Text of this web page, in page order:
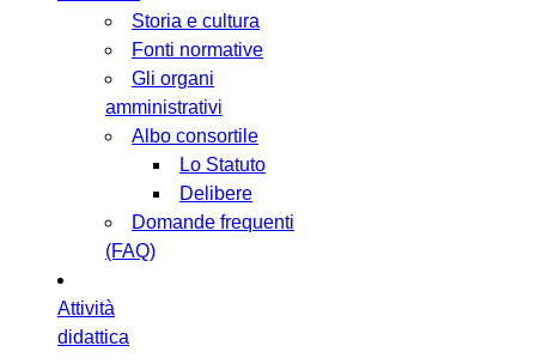
Storia e cultura
Fonti normative
Gli organi
amministrativi
Albo consortile
Lo Statuto
Delibere
Domande frequenti
(FAQ)
Attività
didattica